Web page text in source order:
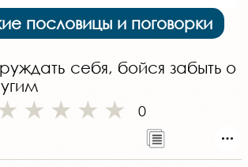
пословицы и поговорки
себя, бойся забыть о
0